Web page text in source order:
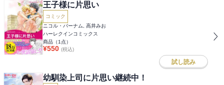
王子様に片思い
コミック
ニコル・バーナム, 高井みお
ハーレクインコミックス
商品（1 点）
¥550 (税込)
試し読み
幼馴染上司に片思い継続中！